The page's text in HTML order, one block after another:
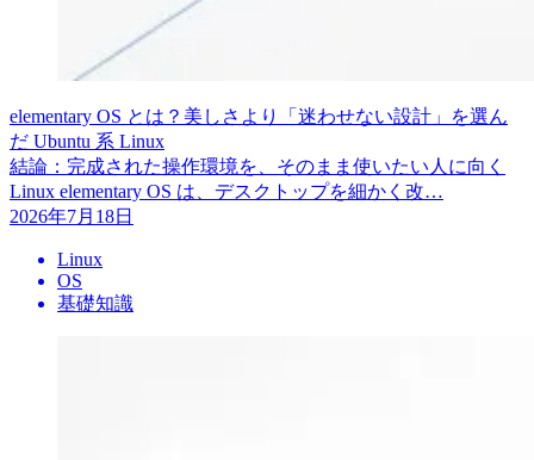
elementary OS とは？美しさより「迷わせない設計」を選ん
だ Ubuntu 系 Linux
結論：完成された操作環境を、そのまま使いたい人に向く
Linux elementary OS は、デスクトップを細かく改…
2026年7月18日
Linux
OS
基礎知識